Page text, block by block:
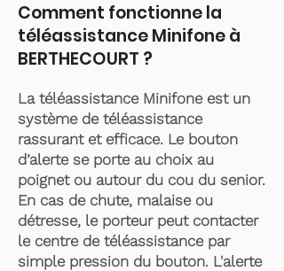
Comment fonctionne la
téléassistance Minifone à
BERTHECOURT ?
La téléassistance Minifone est un
système de téléassistance
rassurant et efficace. Le bouton
d’alerte se porte au choix au
poignet ou autour du cou du senior.
En cas de chute, malaise ou
détresse, le porteur peut contacter
le centre de téléassistance par
simple pression du bouton. L'alerte